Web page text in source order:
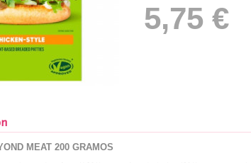
5,75 €
MEAT 200 GRAMOS